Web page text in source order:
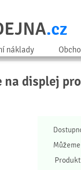
.cz
náklady
na displej